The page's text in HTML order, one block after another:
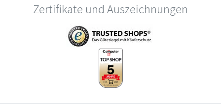
Zertifikate und Auszeichnungen